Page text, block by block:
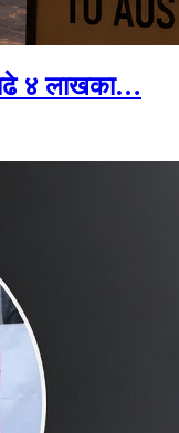
४ लाखका…